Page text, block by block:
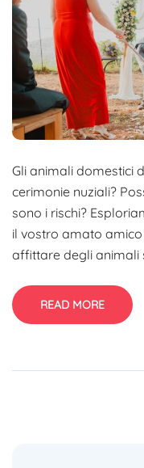
Gli animali domestici
cerimonie nuziali?
sono i rischi?
il vostro amato
affittare degli animali
READ MORE